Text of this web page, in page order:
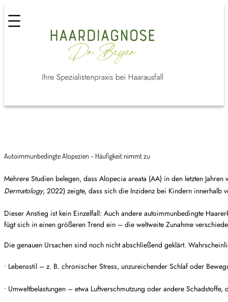
Autoimmunbedingte Alopezien – Häufigkeit nimmt zu
Mehrere Studien belegen, dass Alopecia areata (AA) in den letzten
Dermatology, 2022) zeigte, dass sich die Inzidenz bei Kindern innerhalb
Dieser Anstieg ist kein Einzelfall: Auch andere autoimmunbedingte
fügt sich in einen größeren Trend ein – die weltweite Zunahme
Die genauen Ursachen sind noch nicht abschließend geklärt.
• Lebensstil – z. B. chronischer Stress, unzureichender Schlaf oder
• Umweltbelastungen – etwa Luftverschmutzung oder andere